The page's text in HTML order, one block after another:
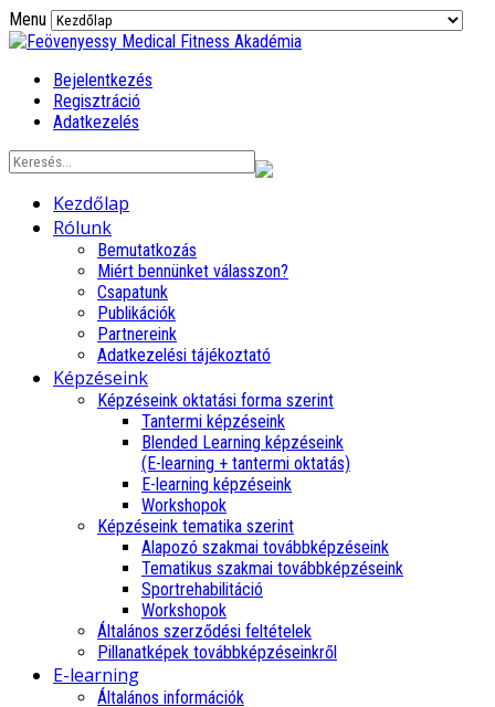
Menu
Bejelentkezés
Regisztráció
Adatkezelés
Kezdőlap
Rólunk
Bemutatkozás
Miért bennünket válasszon?
Csapatunk
Publikációk
Partnereink
Adatkezelési tájékoztató
Képzéseink
Képzéseink oktatási forma szerint
Tantermi képzéseink
Blended Learning képzéseink
(E-learning + tantermi oktatás)
E-learning képzéseink
Workshopok
Képzéseink tematika szerint
Alapozó szakmai továbbképzéseink
Tematikus szakmai továbbképzéseink
Sportrehabilitáció
Workshopok
Általános szerződési feltételek
Pillanatképek továbbképzéseinkről
E-learning
Általános információk